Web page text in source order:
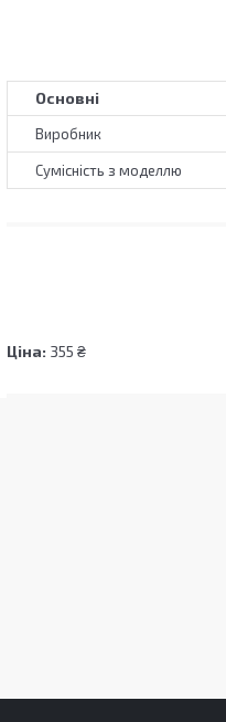
Основні
Виробник
Сумісність з моделлю
Ціна: 355 ₴